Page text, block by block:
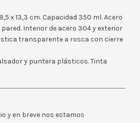
x 13,3 cm. Capacidad 350 ml. Acero
Interior de acero 304 y exterior
transparente a rosca con cierre
y puntera plásticos. Tinta
y en breve nos estamos